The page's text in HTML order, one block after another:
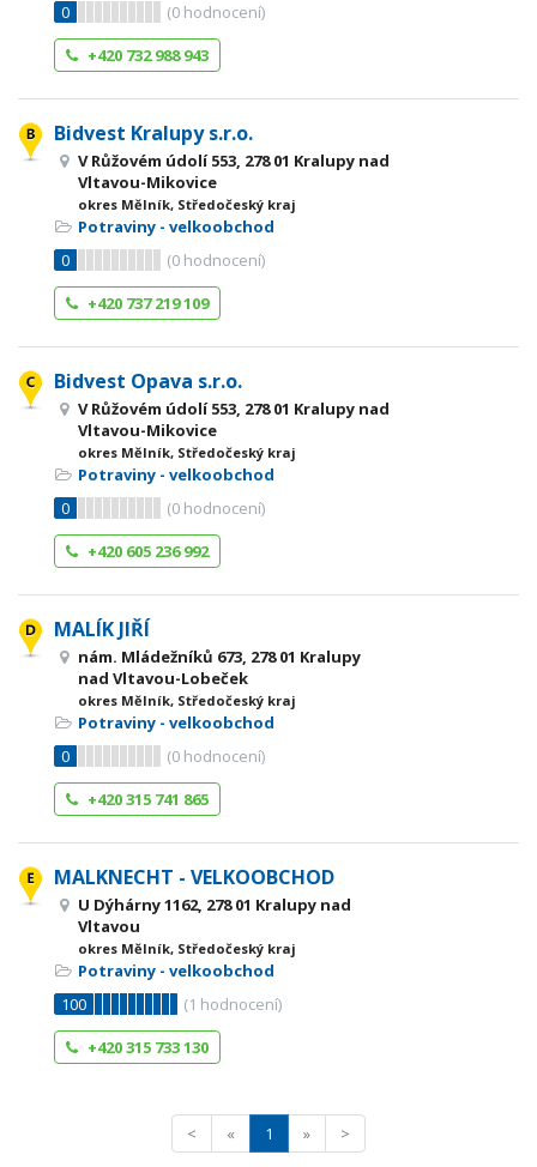
0
(0 hodnocení)
+420 732 988 943
Bidvest Kralupy s.r.o.
V Růžovém údolí 553, 278 01 Kralupy nad
Vltavou-Mikovice
okres Mělník, Středočeský kraj
Potraviny - velkoobchod
0
(0 hodnocení)
+420 737 219 109
Bidvest Opava s.r.o.
V Růžovém údolí 553, 278 01 Kralupy nad
Vltavou-Mikovice
okres Mělník, Středočeský kraj
Potraviny - velkoobchod
0
(0 hodnocení)
+420 605 236 992
MALÍK JIŘÍ
nám. Mládežníků 673, 278 01 Kralupy
nad Vltavou-Lobeček
okres Mělník, Středočeský kraj
Potraviny - velkoobchod
0
(0 hodnocení)
+420 315 741 865
MALKNECHT - VELKOOBCHOD
U Dýhárny 1162, 278 01 Kralupy nad
Vltavou
okres Mělník, Středočeský kraj
Potraviny - velkoobchod
100
(1 hodnocení)
+420 315 733 130
< « 1 » >